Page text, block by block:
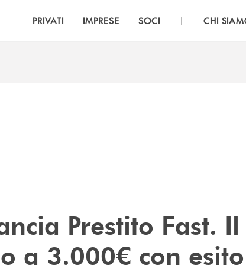
PRIVATI IMPRESE SOCI | CHI
Prestito Fast. Il
a 3.000€ con